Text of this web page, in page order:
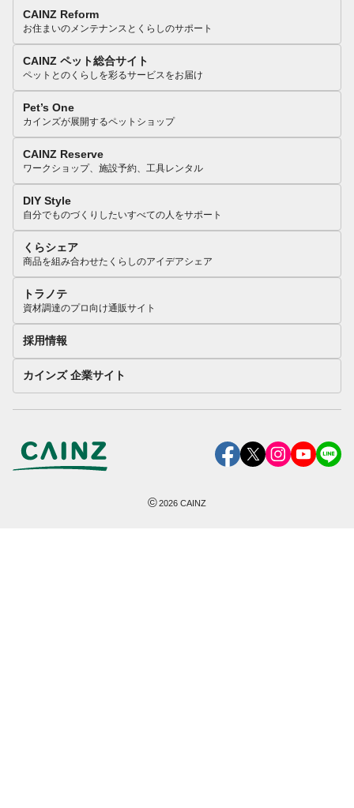
CAINZ Reform
お住まいのメンテナンスとくらしのサポート
CAINZ ペット総合サイト
ペットとのくらしを彩るサービスをお届け
Pet’s One
カインズが展開するペットショップ
CAINZ Reserve
ワークショップ、施設予約、工具レンタル
DIY Style
自分でものづくりしたいすべての人をサポート
くらシェア
商品を組み合わせたくらしのアイデアシェア
トラノテ
資材調達のプロ向け通販サイト
採用情報
カインズ 企業サイト
©2026 CAINZ